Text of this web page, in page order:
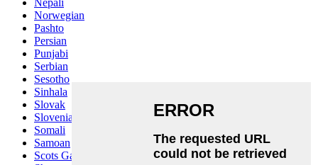
Nepali
Norwegian
Pashto
Persian
Punjabi
Serbian
Sesotho
Sinhala
Slovak
Slovenian
Somali
Samoan
Scots Gaelic